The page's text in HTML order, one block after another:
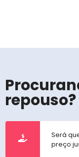
repouso?
Será
preço